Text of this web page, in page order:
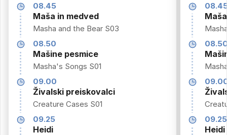
08.45
Maša in medved
Masha and the Bear S03
08.50
Mašine pesmice
Masha's Songs S01
09.00
Živalski preiskovalci
Creature Cases S01
09.25
Heidi
09.25
Heidi